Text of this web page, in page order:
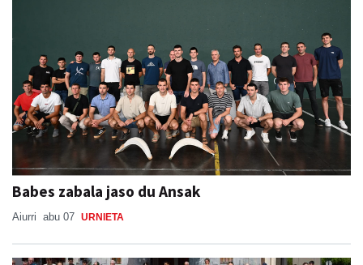
Babes zabala jaso du Ansak
Aiurri abu 07 URNIETA